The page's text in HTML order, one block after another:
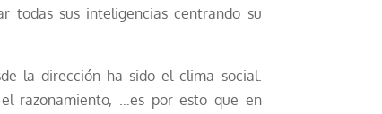
todas sus inteligencias centrando su
la dirección ha sido el clima social.
razonamiento, …es por esto que en